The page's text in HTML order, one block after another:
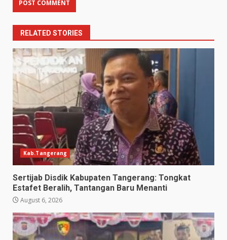
RELATED STORIES
Kab.Tangerang
Sertijab Disdik Kabupaten Tangerang: Tongkat
Estafet Beralih, Tantangan Baru Menanti
August 6, 2026